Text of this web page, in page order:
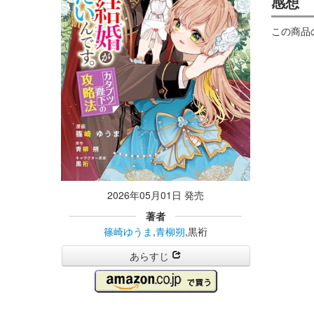
2026年05月01日 発売
著者
篠崎ゆうま ,青柳朔,黒裄
あらすじ
この商品